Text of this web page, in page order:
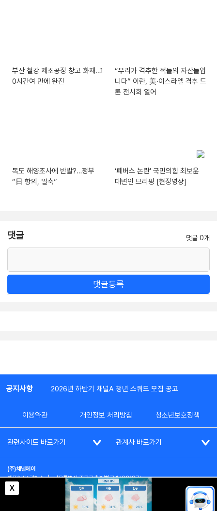
부산 철강 제조공장 창고 화재…1
0시간여 만에 완진
“우리가 격추한 적들의 자산들입
니다” 이란, 美·이스라엘 격추 드
론 전시회 열어
독도 해양조사에 반발?…정부
“日 항의, 일축”
‘폐버스 논란’ 국민의힘 최보윤
대변인 브리핑 [현장영상]
댓글 댓글 0개
댓글등록
X
공지사항 2026년 하반기 채널A 청년 스쿼드 모집 공고
이용약관 개인정보 처리방침 청소년보호정책
관련사이트 바로가기 관계사 바로가기
(주)채널에이
대표이사: 김차수 | 서울특별시 종로구 청계천로 1 (03187)
부가통신사업신고: 022357호 | 사업자등록번호: 101-86-62787
대표전화: (02)2020-3114
시청자상담실: (02)2020-3100
통신판매업신고: 제2012-서울종로-0195호